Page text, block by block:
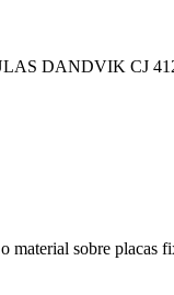
DANDVIK
sobre